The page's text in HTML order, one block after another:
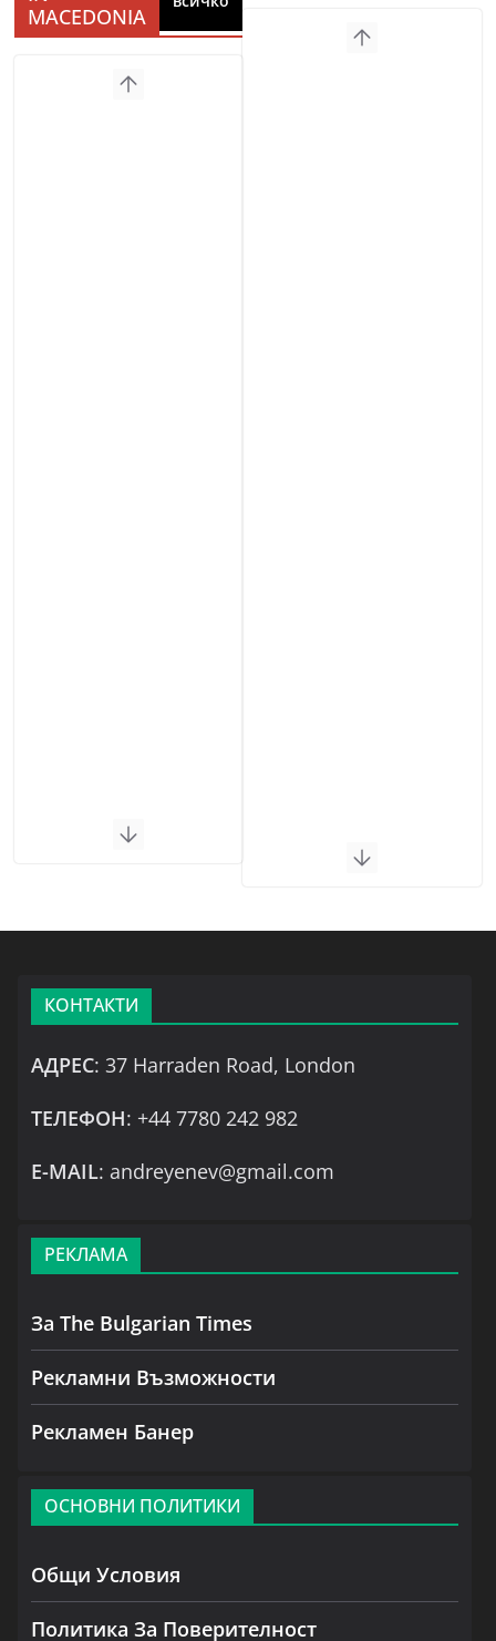
MACEDONIA
КОНТАКТИ
АДРЕС: 37 Harraden Road, London
ТЕЛЕФОН: +44 7780 242 982
Е-MAIL: andreyenev@gmail.com
РЕКЛАМА
За The Bulgarian Times
Рекламни Възможности
Рекламен Банер
ОСНОВНИ ПОЛИТИКИ
Общи Условия
Политика За Поверителност